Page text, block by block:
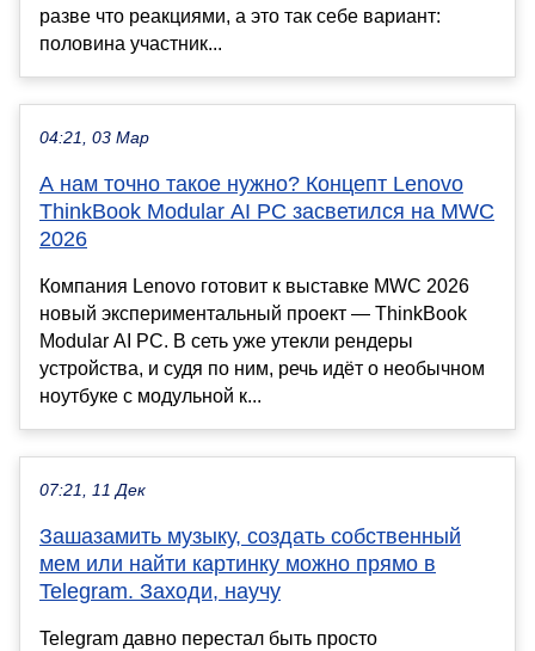
разве что реакциями, а это так себе вариант:
половина участник...
04:21, 03 Мар
А нам точно такое нужно? Концепт Lenovo
ThinkBook Modular AI PC засветился на MWC
2026
Компания Lenovo готовит к выставке MWC 2026
новый экспериментальный проект — ThinkBook
Modular AI PC. В сеть уже утекли рендеры
устройства, и судя по ним, речь идёт о необычном
ноутбуке с модульной к...
07:21, 11 Дек
Зашазамить музыку, создать собственный
мем или найти картинку можно прямо в
Telegram. Заходи, научу
Telegram давно перестал быть просто